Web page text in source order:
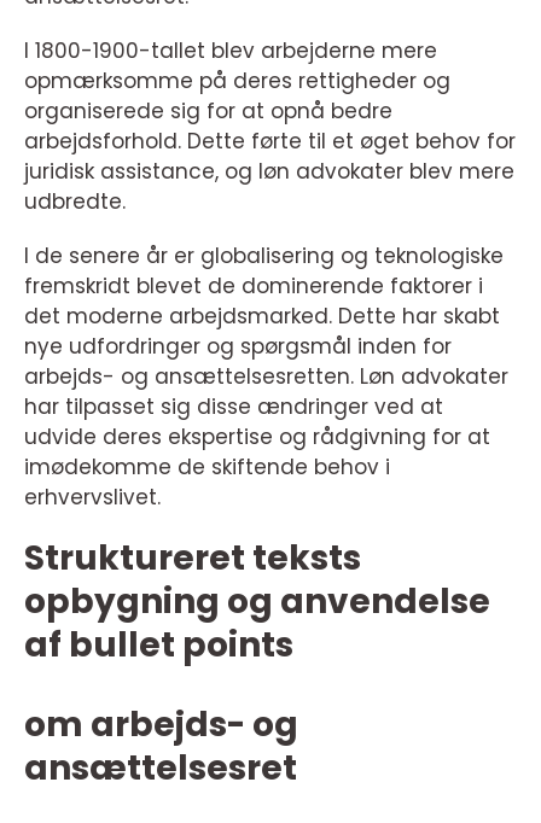
I 1800-1900-tallet blev arbejderne mere
opmærksomme på deres rettigheder og
organiserede sig for at opnå bedre
arbejdsforhold. Dette førte til et øget behov for
juridisk assistance, og løn advokater blev mere
udbredte.
I de senere år er globalisering og teknologiske
fremskridt blevet de dominerende faktorer i
det moderne arbejdsmarked. Dette har skabt
nye udfordringer og spørgsmål inden for
arbejds- og ansættelsesretten. Løn advokater
har tilpasset sig disse ændringer ved at
udvide deres ekspertise og rådgivning for at
imødekomme de skiftende behov i
erhvervslivet.
Struktureret teksts
opbygning og anvendelse
af bullet points
om arbejds- og
ansættelsesret